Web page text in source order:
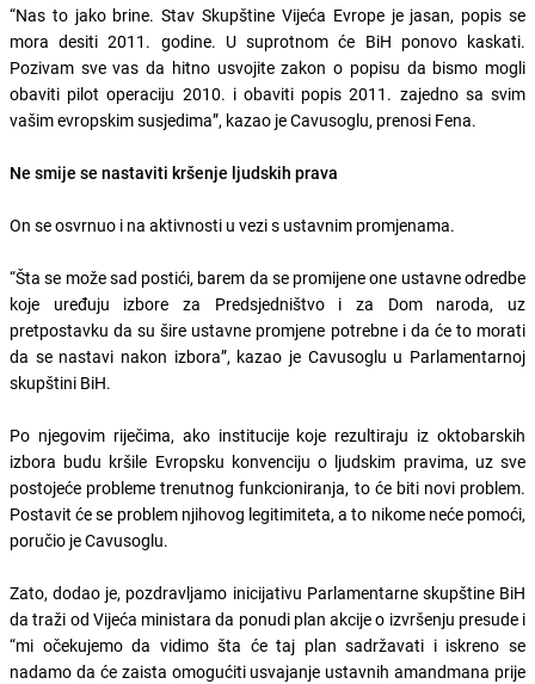
“Nas to jako brine. Stav Skupštine Vijeća Evrope je jasan, popis se
mora desiti 2011. godine. U suprotnom će BiH ponovo kaskati.
Pozivam sve vas da hitno usvojite zakon o popisu da bismo mogli
obaviti pilot operaciju 2010. i obaviti popis 2011. zajedno sa svim
vašim evropskim susjedima”, kazao je Cavusoglu, prenosi Fena.
Ne smije se nastaviti kršenje ljudskih prava
On se osvrnuo i na aktivnosti u vezi s ustavnim promjenama.
“Šta se može sad postići, barem da se promijene one ustavne odredbe
koje uređuju izbore za Predsjedništvo i za Dom naroda, uz
pretpostavku da su šire ustavne promjene potrebne i da će to morati
da se nastavi nakon izbora”, kazao je Cavusoglu u Parlamentarnoj
skupštini BiH.
Po njegovim riječima, ako institucije koje rezultiraju iz oktobarskih
izbora budu kršile Evropsku konvenciju o ljudskim pravima, uz sve
postojeće probleme trenutnog funkcioniranja, to će biti novi problem.
Postavit će se problem njihovog legitimiteta, a to nikome neće pomoći,
poručio je Cavusoglu.
Zato, dodao je, pozdravljamo inicijativu Parlamentarne skupštine BiH
da traži od Vijeća ministara da ponudi plan akcije o izvršenju presude i
“mi očekujemo da vidimo šta će taj plan sadržavati i iskreno se
nadamo da će zaista omogućiti usvajanje ustavnih amandmana prije